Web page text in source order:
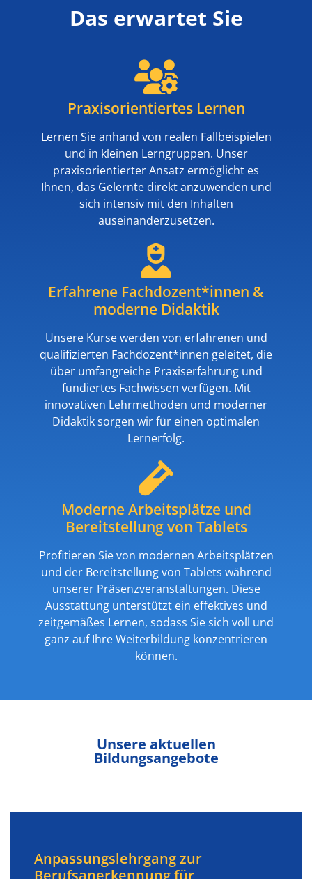
Das erwartet Sie
Praxisorientiertes Lernen
Lernen Sie anhand von realen Fallbeispielen
und in kleinen Lerngruppen. Unser
praxisorientierter Ansatz ermöglicht es
Ihnen, das Gelernte direkt anzuwenden und
sich intensiv mit den Inhalten
auseinanderzusetzen.
Erfahrene Fachdozent*innen &
moderne Didaktik​
Unsere Kurse werden von erfahrenen und
qualifizierten Fachdozent*innen geleitet, die
über umfangreiche Praxiserfahrung und
fundiertes Fachwissen verfügen. Mit
innovativen Lehrmethoden und moderner
Didaktik sorgen wir für einen optimalen
Lernerfolg.
Moderne Arbeitsplätze und
Bereitstellung von Tablets
Profitieren Sie von modernen Arbeitsplätzen
und der Bereitstellung von Tablets während
unserer Präsenzveranstaltungen. Diese
Ausstattung unterstützt ein effektives und
zeitgemäßes Lernen, sodass Sie sich voll und
ganz auf Ihre Weiterbildung konzentrieren
können.
Unsere aktuellen
Bildungsangebote
Anpassungslehrgang zur
Berufsanerkennung für